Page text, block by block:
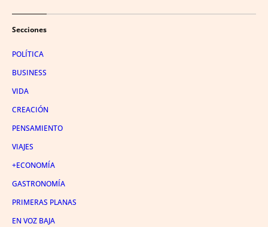
Secciones
POLÍTICA
BUSINESS
VIDA
CREACIÓN
PENSAMIENTO
VIAJES
+ECONOMÍA
GASTRONOMÍA
PRIMERAS PLANAS
EN VOZ BAJA